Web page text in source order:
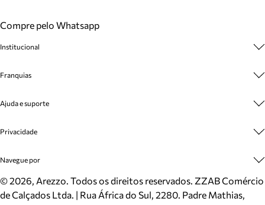
Compre pelo Whatsapp
Institucional
Cashback
Venda Corporativa
Mapa do Site
Inverno
Mundo Arezzo
Franquias
Plano de Negócio
Ajuda e suporte
Cadastro
Meus Pedidos
Trocas e Devoluções
Cartão Presente
Privacidade
Politica e Privacidade
Navegue por
Sapatos
Bolsas
©2026, Arezzo. Todos os direitos reservados. ZZAB Comércio
de Calçados Ltda. | Rua África do Sul, 2280. Padre Mathias,